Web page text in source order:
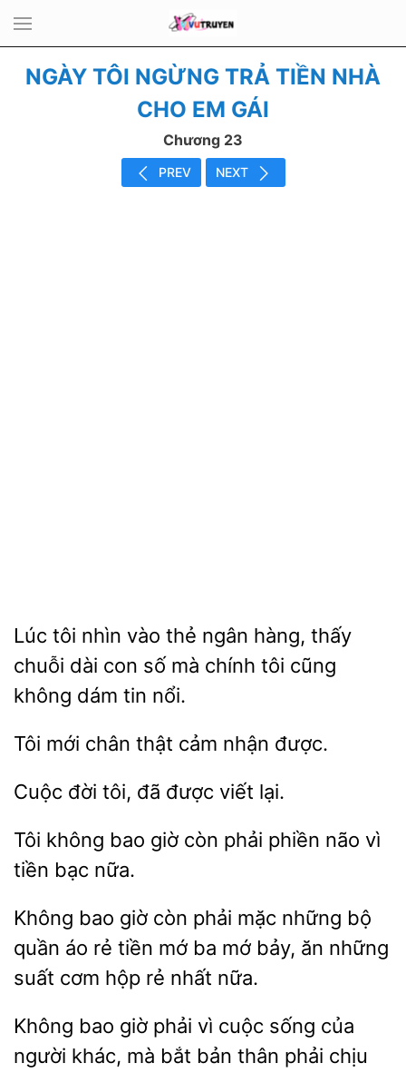
NGÀY TÔI NGỪNG TRẢ TIỀN NHÀ
CHO EM GÁI
Chương 23
PREV NEXT
Lúc tôi nhìn vào thẻ
hàng, thấy
chuỗi
con số mà
tôi cũng
không dám tin nổi.
Tôi chân thật được.
Cuộc tôi, đã viết
Tôi không còn
phiền não vì
tiền bạc nữa.
bao
còn phải mặc những bộ
quần áo rẻ tiền mớ ba mớ bảy,
những
suất cơm hộp rẻ nhất nữa.
Không bao
phải vì cuộc sống của
người khác,
bắt bản
phải chịu